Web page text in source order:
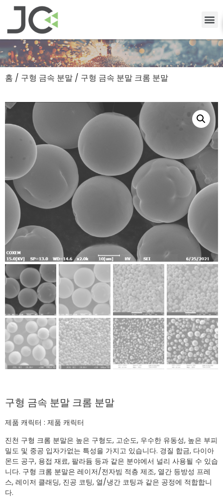
홈 / 구형 금속 분말 / 구형 금속 분말 크롬 분말
구형 금속 분말 크롬 분말
제품 캐릭터 : 제품 캐릭터
진천 구형 크롬 분말은 높은 구형도, 고순도, 우수한 유동성, 높은 부피
밀도 및 중공 입자가없는 특성을 가지고 있습니다. 경질 합금, 다이아
몬드 공구, 용접 재료, 팔라듐 등과 같은 분야에서 널리 사용될 수 있습
니다. 구형 크롬 분말은 레이저/전자빔 적층 제조, 열간 등방성 프레
스, 레이저 클래딩, 진공 코팅, 열/냉간 코팅과 같은 공정에 적합합니
다.